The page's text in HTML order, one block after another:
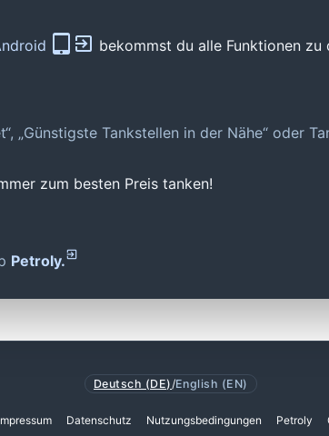
bekommst du alle Funktionen zu
„Günstigste Tankstellen in der Nähe“ oder
zum besten Preis tanken!
Petroly.
Deutsch (DE) /English (EN)
Datenschutz Nutzungsbedingungen Petroly